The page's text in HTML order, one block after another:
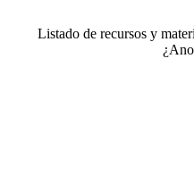
Listado de recursos y